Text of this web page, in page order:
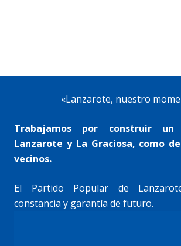
«Lanzarote, nuestro
Trabajamos por construir
Lanzarote y La Graciosa, como
vecinos.
El Partido Popular de
constancia y garantía de futuro.